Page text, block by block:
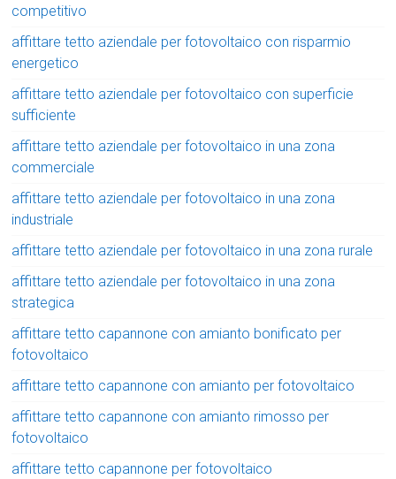
competitivo
affittare tetto aziendale per fotovoltaico con risparmio
energetico
affittare tetto aziendale per fotovoltaico con superficie
sufficiente
affittare tetto aziendale per fotovoltaico in una zona
commerciale
affittare tetto aziendale per fotovoltaico in una zona
industriale
affittare tetto aziendale per fotovoltaico in una zona rurale
affittare tetto aziendale per fotovoltaico in una zona
strategica
affittare tetto capannone con amianto bonificato per
fotovoltaico
affittare tetto capannone con amianto per fotovoltaico
affittare tetto capannone con amianto rimosso per
fotovoltaico
affittare tetto capannone per fotovoltaico